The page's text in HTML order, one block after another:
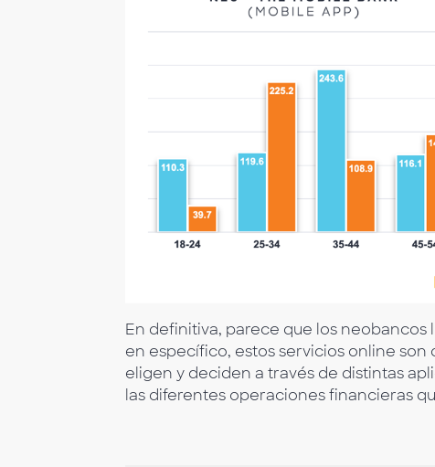
En definitiva, parece que los
en específico, estos servicios online
eligen y deciden a través de distintas
las diferentes operaciones financieras